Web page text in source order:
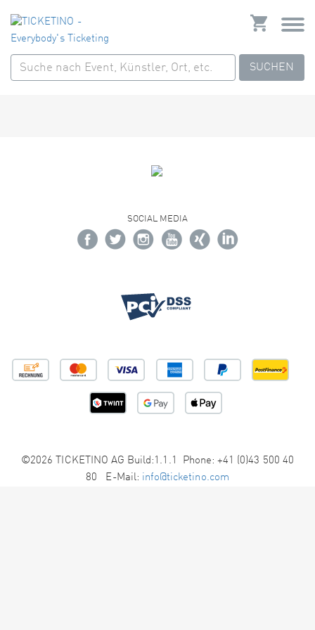
SUCHEN
SOCIAL MEDIA
©2026 TICKETINO AG Build:1.1.1 Phone: +41 (0)43 500 40
80 E-Mail: info@ticketino.com